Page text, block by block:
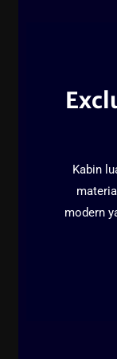
Kabin
modern